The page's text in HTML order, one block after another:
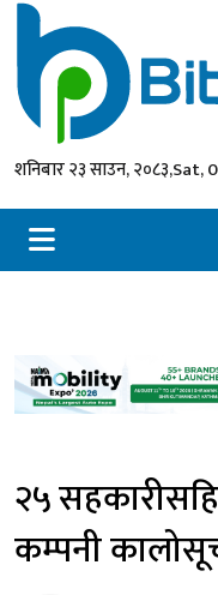
शनिबार २३ साउन, २०८३,Sat,
२५
कम्पनी